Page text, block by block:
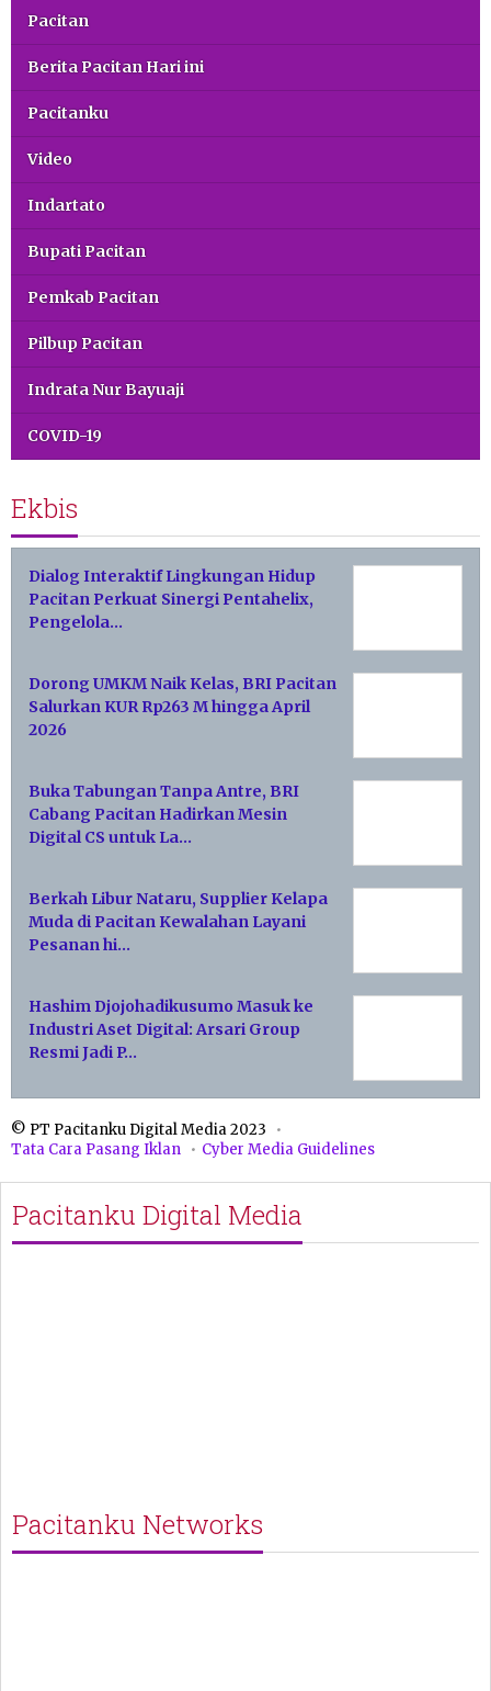
Pacitan
Berita Pacitan Hari ini
Pacitanku
Video
Indartato
Bupati Pacitan
Pemkab Pacitan
Pilbup Pacitan
Indrata Nur Bayuaji
COVID-19
Ekbis
Dialog Interaktif Lingkungan Hidup
Pacitan Perkuat Sinergi Pentahelix,
Pengelola…
Dorong UMKM Naik Kelas, BRI Pacitan
Salurkan KUR Rp263 M hingga April
2026
Buka Tabungan Tanpa Antre, BRI
Cabang Pacitan Hadirkan Mesin
Digital CS untuk La…
Berkah Libur Nataru, Supplier Kelapa
Muda di Pacitan Kewalahan Layani
Pesanan hi…
Hashim Djojohadikusumo Masuk ke
Industri Aset Digital: Arsari Group
Resmi Jadi P…
© PT Pacitanku Digital Media 2023
Tata Cara Pasang Iklan
Cyber Media Guidelines
Pacitanku Digital Media
Pacitanku Networks